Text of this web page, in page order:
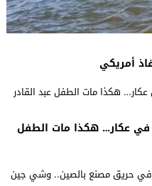
أمريكي
في عكار… هكذا مات الطفل